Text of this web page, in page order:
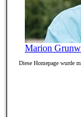
Marion
Diese Homepage wurde